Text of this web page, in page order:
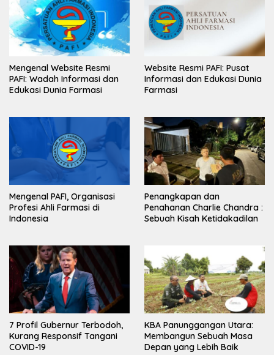
Mengenal Website Resmi
PAFI: Wadah Informasi dan
Edukasi Dunia Farmasi
Website Resmi PAFI: Pusat
Informasi dan Edukasi Dunia
Farmasi
Mengenal PAFI, Organisasi
Profesi Ahli Farmasi di
Indonesia
Penangkapan dan
Penahanan Charlie Chandra :
Sebuah Kisah Ketidakadilan
7 Profil Gubernur Terbodoh,
Kurang Responsif Tangani
COVID-19
KBA Panunggangan Utara:
Membangun Sebuah Masa
Depan yang Lebih Baik